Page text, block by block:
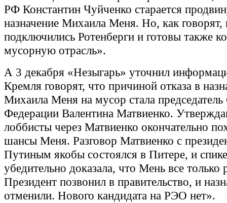
РФ Константин Чуйченко старается
назначение Михаила Меня. Но, как говорят,
подключились Ротенберги и готовы также
мусорную отрасль».
А 3 декабря «Незыгарь» уточнил
Кремля говорят, что причиной отказа в
Михаила Меня на мусор стала председатель
Федерации Валентина Матвиенко.
лоббисты через Матвиенко окончательно
шансы Меня. Разговор Матвиенко с
Путиным якобы состоялся в Питере, и
убедительно доказала, что Мень все только
Президент позвонил в правительство, и
отменили. Нового кандидата на РЭО нет».